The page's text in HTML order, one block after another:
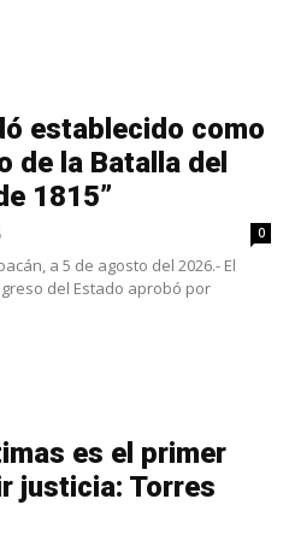
establecido como
de la Batalla del
1815”
0
a 5 de agosto del 2026.- El
del Estado aprobó por
es el primer
justicia: Torres